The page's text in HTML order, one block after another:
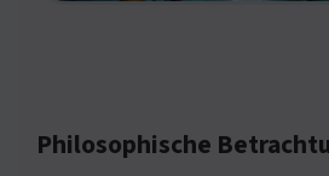
Philosophische